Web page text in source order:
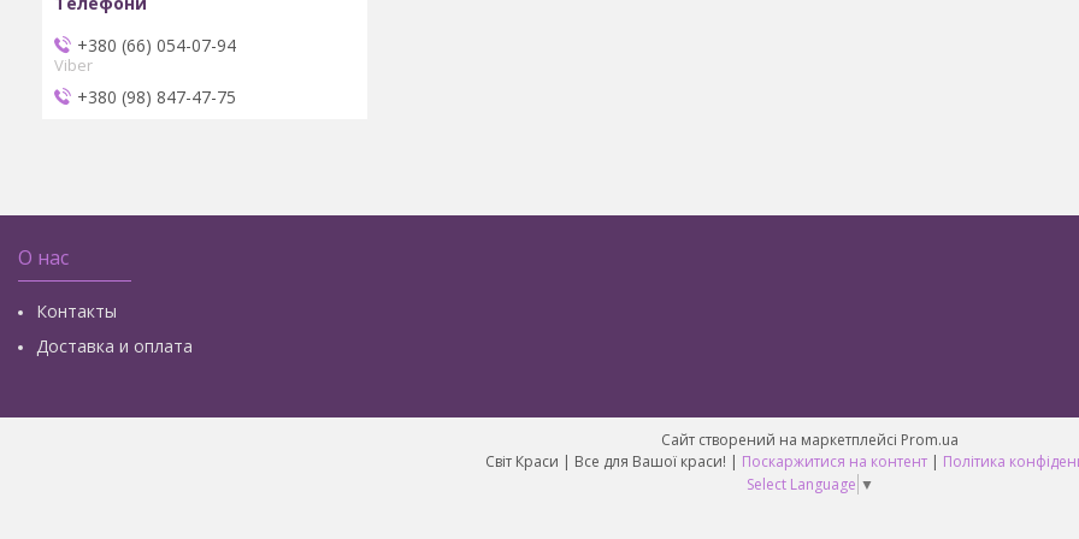
+380 (66) 054-07-94
Viber
+380 (98) 847-47-75
О нас
Контакты
Доставка и оплата
Сайт створений на маркетплейсі Prom.ua
Світ Краси | Все для Вашої краси! | Поскаржитися на контент | Політика
Select Language ▼